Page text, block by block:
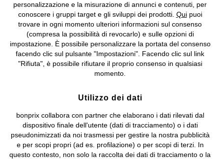
©2026 bonprix.Tutti i diritti riservati.
bonprix S.r.l. con socio unico, sede legale: via Adua 33 - 13855
Valdengo (BI) C.F. 01510910027 - P.I. 01939830020, Reg. Imprese di
Biella n. 01510910027, R.E.A. BI - 171345, N. Reg. Pile:
IT09060P00000858, N. Reg. AEE: IT08020000002105 Capitale
Sociale: euro 1.000.000 i.v, Società soggetta all'attività di direzione
e coordinamento di bonprix Beteiligungs -Verwaltungsgesellschaft
mbH.
personalizzazione e la misurazione di annunci e contenuti, per
conoscere i gruppi target e gli sviluppi dei prodotti. Quipuoi
trovare in ogni momento ulteriori informazioni sul consenso
(compresa la possibilità di revocarlo) e sulle opzioni di
impostazione. È possibile personalizzare la portata del consenso
facendo clic sul pulsante "Impostazioni". Facendo clic sul link
"Rifiuta", è possibile rifiutare il proprio consenso in qualsiasi
momento.
Utilizzo dei dati
bonprix collabora con partner che elaborano i dati rilevati dal
dispositivo finale dell'utente (dati di tracciamento) o i dati
pseudonimizzati da noi trasmessi per gestire la nostra pubblicità
e per scopi propri (ad es. profilazione) o per scopi di terzi. In
questo contesto, non solo la raccolta dei dati di tracciamento o la